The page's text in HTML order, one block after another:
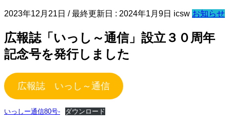
2023年12月21日 / 最終更新日 : 2024年1月9日 icsw お知らせ
広報誌「いっし～通信」設立３０周年
記念号を発行しました
広報誌 いっし～通信
いっしー通信80号- ダウンロード